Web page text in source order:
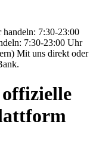
handeln: 7:30-23:00
7:30-23:00 Uhr
Mit uns direkt oder